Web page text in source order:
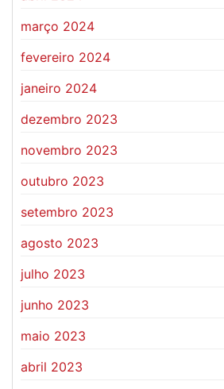
março 2024
fevereiro 2024
janeiro 2024
dezembro 2023
novembro 2023
outubro 2023
setembro 2023
agosto 2023
julho 2023
junho 2023
maio 2023
abril 2023